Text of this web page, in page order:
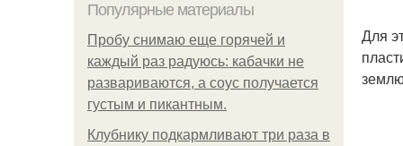
Популярные материалы
Пробу снимаю еще горячей и
каждый раз радуюсь: кабачки не
развариваются, а соус получается
густым и пикантным.
Клубнику подкaрмливают три раза в
Для